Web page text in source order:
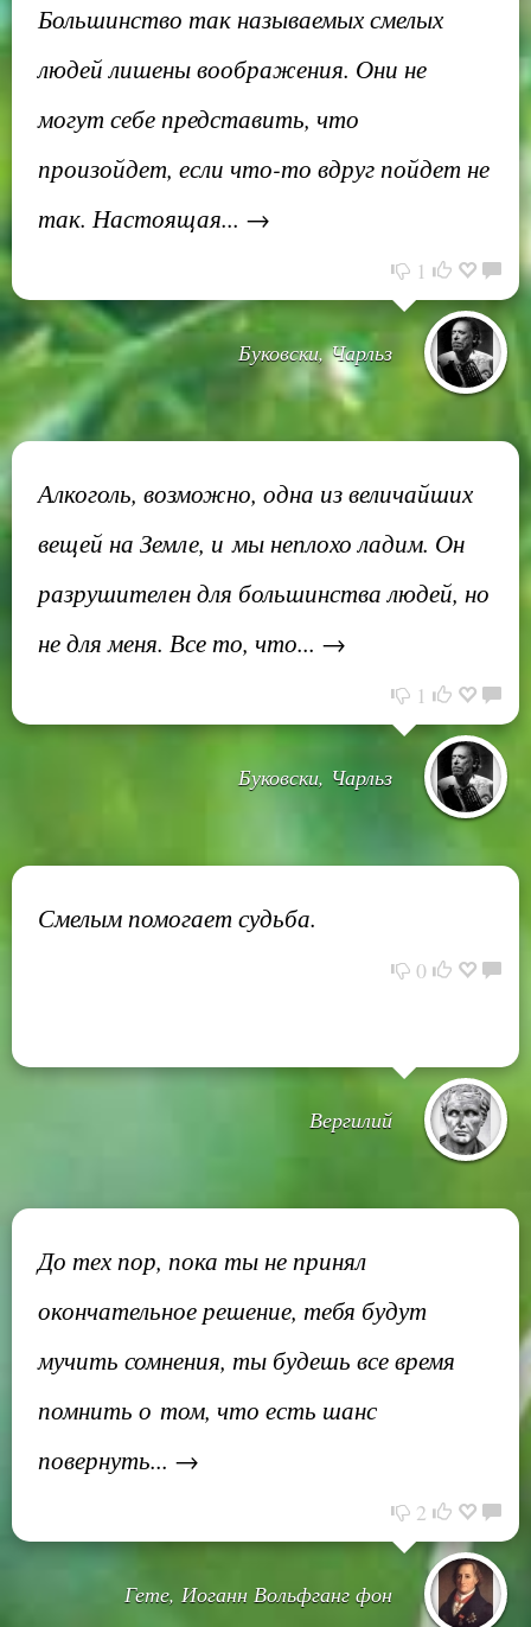
Большинство так называемых смелых
людей лишены воображения. Они не
могут себе представить, что
произойдет, если что-то вдруг пойдет не
так. Настоящая... →
1
Буковски, Чарльз
Алкоголь, возможно, одна из величайших
вещей на Земле, и мы неплохо ладим. Он
разрушителен для большинства людей, но
не для меня. Все то, что... →
1
Буковски, Чарльз
Смелым помогает судьба.
0
Вергилий
До тех пор, пока ты не принял
окончательное решение, тебя будут
мучить сомнения, ты будешь все время
помнить о том, что есть шанс
повернуть... →
2
Гете, Иоганн Вольфганг фон